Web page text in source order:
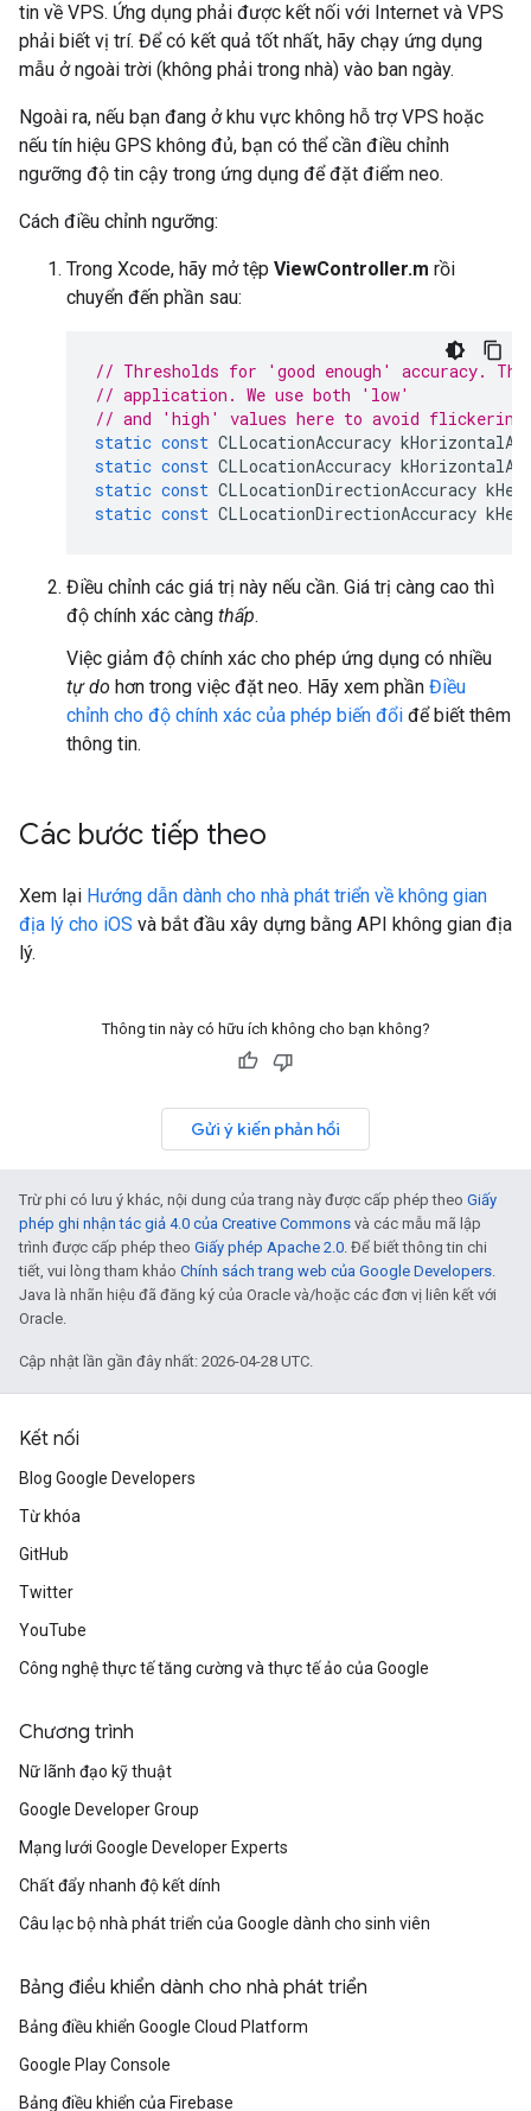
tin về VPS. Ứng dụng phải được kết nối với Internet và VPS
phải biết vị trí. Để có kết quả tốt nhất, hãy chạy ứng dụng
mẫu ở ngoài trời (không phải trong nhà) vào ban ngày.
Ngoài ra, nếu bạn đang ở khu vực không hỗ trợ VPS hoặc
nếu tín hiệu GPS không đủ, bạn có thể cần điều chỉnh
ngưỡng độ tin cậy trong ứng dụng để đặt điểm neo.
Cách điều chỉnh ngưỡng:
Trong Xcode, hãy mở tệp ViewController.m rồi
chuyển đến phần sau:
// Thresholds for 'good enough' accuracy.
// application. We use both 'low'
// and 'high' values here to avoid flickering
static const CLLocationAccuracy
static const CLLocationAccuracy
static const CLLocationDirectionAccuracy
static const CLLocationDirectionAccuracy
Điều chỉnh các giá trị này nếu cần. Giá trị càng cao thì
độ chính xác càng thấp.
Việc giảm độ chính xác cho phép ứng dụng có nhiều
tự do hơn trong việc đặt neo. Hãy xem phần Điều
chỉnh cho độ chính xác của phép biến đổi để biết thêm
thông tin.
Các bước tiếp theo
Xem lại Hướng dẫn dành cho nhà phát triển về không gian
địa lý cho iOS và bắt đầu xây dựng bằng API không gian địa
lý.
Thông tin này có hữu ích không cho bạn không?
Gửi ý kiến phản hồi
Trừ phi có lưu ý khác, nội dung của trang này được cấp phép theo Giấy
phép ghi nhận tác giả 4.0 của Creative Commons và các mẫu mã lập
trình được cấp phép theo Giấy phép Apache 2.0. Để biết thông tin chi
tiết, vui lòng tham khảo Chính sách trang web của Google Developers.
Java là nhãn hiệu đã đăng ký của Oracle và/hoặc các đơn vị liên kết với
Oracle.
Cập nhật lần gần đây nhất: 2026-04-28 UTC.
Kết nối
Blog Google Developers
Từ khóa
GitHub
Twitter
YouTube
Công nghệ thực tế tăng cường và thực tế ảo của Google
Chương trình
Nữ lãnh đạo kỹ thuật
Google Developer Group
Mạng lưới Google Developer Experts
Chất đẩy nhanh độ kết dính
Câu lạc bộ nhà phát triển của Google dành cho sinh viên
Bảng điều khiển dành cho nhà phát triển
Bảng điều khiển Google Cloud Platform
Google Play Console
Bảng điều khiển của Firebase